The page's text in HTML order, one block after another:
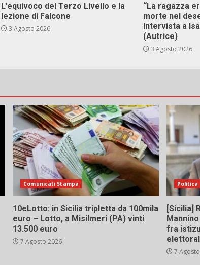
L’equivoco del Terzo Livello e la
lezione di Falcone
3 Agosto 2026
“La ragazza
morte nel
Intervista a
(Autrice)
3 Agosto 2026
Comunicati Stampa
10eLotto: in Sicilia tripletta da 100mila
euro – Lotto, a Misilmeri (PA) vinti
13.500 euro
7 Agosto 2026
Politica
[Sicilia]
fra
7